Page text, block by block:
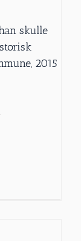
skulle
2015